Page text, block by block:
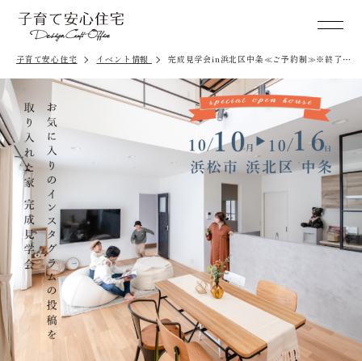
子育て安心住宅 イベント情報
完成見学会in浜北区中条≪ご予約制≫※終了し